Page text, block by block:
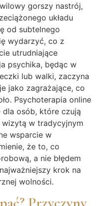
gorszy nastrój,
układu
od subtelnego
wydarzyć, co z
utrudniające
psychika, będąc w
lub walki, zaczyna
jako zagrażające, co
Psychoterapia online
dla osób, które czują
w tradycyjnym
wsparcie w
że to, co
a nie błędem
krok na
wolności.